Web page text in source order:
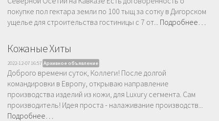
покупке пол гектара земли по 100 тыщ за сотку в Дигорском
ущелье для строительства гостиницы с 7 от... Подробнее…
Кожаные Хиты
2022-12-07 16:57 Архивное объявление
Доброго времени суток, Коллеги! После долгой
командировки в Европу, открываю направление
производства изделий из кожи, для Luxury сегмента. Сам
производитель! Идея проста - налаживание производств...
Подробнее…